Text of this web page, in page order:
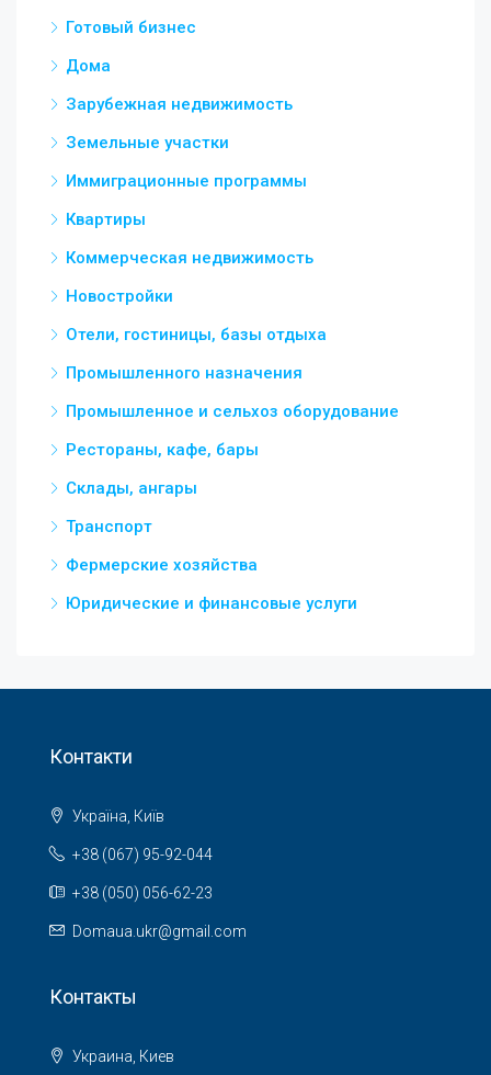
Готовый бизнес
Дома
Зарубежная недвижимость
Земельные участки
Иммиграционные программы
Квартиры
Коммерческая недвижимость
Новостройки
Отели, гостиницы, базы отдыха
Промышленного назначения
Промышленное и сельхоз оборудование
Рестораны, кафе, бары
Склады, ангары
Транспорт
Фермерские хозяйства
Юридические и финансовые услуги
Контакти
Україна, Київ
+38 (067) 95-92-044
+38 (050) 056-62-23
Domaua.ukr@gmail.com
Контакты
Украина, Киев